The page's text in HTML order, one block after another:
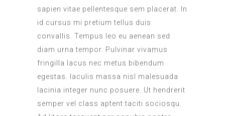
sapien vitae pellentesque sem placerat. In
id cursus mi pretium tellus duis
convallis. Tempus leo eu aenean sed
diam urna tempor. Pulvinar vivamus
fringilla lacus nec metus bibendum
egestas. Iaculis massa nisl malesuada
lacinia integer nunc posuere. Ut hendrerit
semper vel class aptent taciti sociosqu.